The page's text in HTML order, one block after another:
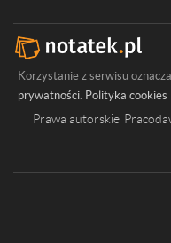
Korzystanie z serwisu
prywatności. Polityka cookies
Prawa autorskie